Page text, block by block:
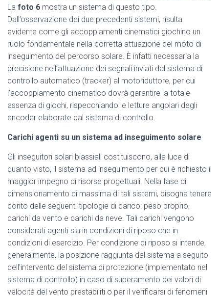
La foto 6 mostra un sistema di questo tipo.
Dall’osservazione dei due precedenti sistemi, risulta
evidente come gli accoppiamenti cinematici giochino un
ruolo fondamentale nella corretta attuazione del moto di
inseguimento del percorso solare. È infatti necessaria la
precisione nell’attuazione dei segnali inviati dal sistema di
controllo automatico (tracker) al motoriduttore, per cui
l’accoppiamento cinematico dovrà garantire la totale
assenza di giochi, rispecchiando le letture angolari degli
encoder elaborate dal sistema di controllo.
Carichi agenti su un sistema ad inseguimento solare
Gli inseguitori solari biassiali costituiscono, alla luce di
quanto visto, il sistema ad inseguimento per cui è richiesto il
maggior impegno di risorse progettuali. Nella fase di
dimensionamento di massima di tali sistemi, bisogna tenere
conto delle seguenti tipologie di carico: peso proprio,
carichi da vento e carichi da neve. Tali carichi vengono
considerati agenti sia in condizioni di riposo che in
condizioni di esercizio. Per condizione di riposo si intende,
generalmente, la posizione raggiunta dal sistema a seguito
dell’intervento del sistema di protezione (implementato nel
sistema di controllo) in caso di superamento dei valori di
velocità del vento prestabiliti o per il verificarsi di fenomeni